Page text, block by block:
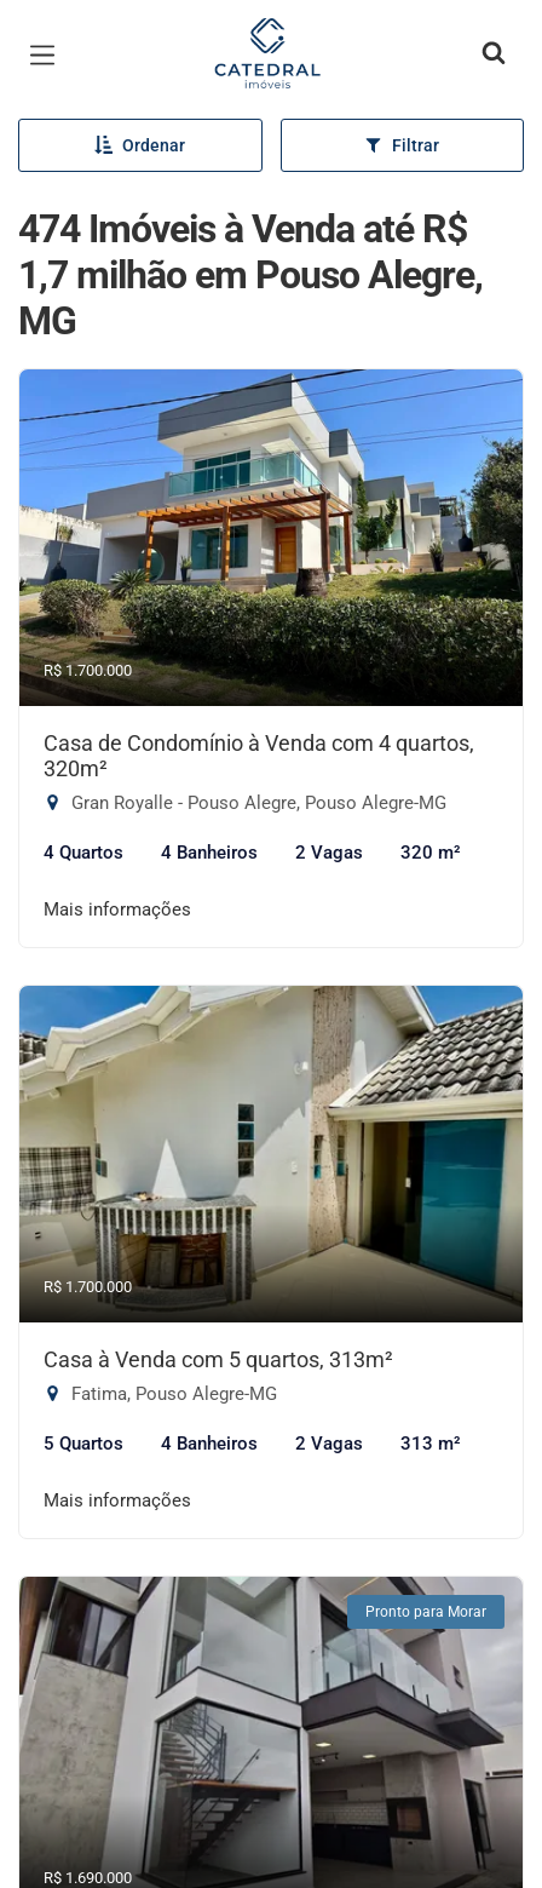
Página inicial
Ordenar Filtrar
474 Imóveis à Venda até R$
1,7 milhão em Pouso Alegre,
MG
R$ 1.700.000
Casa de Condomínio à Venda com 4 quartos,
320m²
Gran Royalle - Pouso Alegre, Pouso Alegre-MG
4 Quartos 4 Banheiros 2 Vagas 320 m²
Mais informações
R$ 1.700.000
Casa à Venda com 5 quartos, 313m²
Fatima, Pouso Alegre-MG
5 Quartos 4 Banheiros 2 Vagas 313 m²
Mais informações
Pronto para Morar
R$ 1.690.000